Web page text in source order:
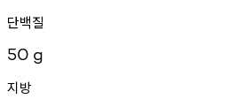
단백질
50 g
지방